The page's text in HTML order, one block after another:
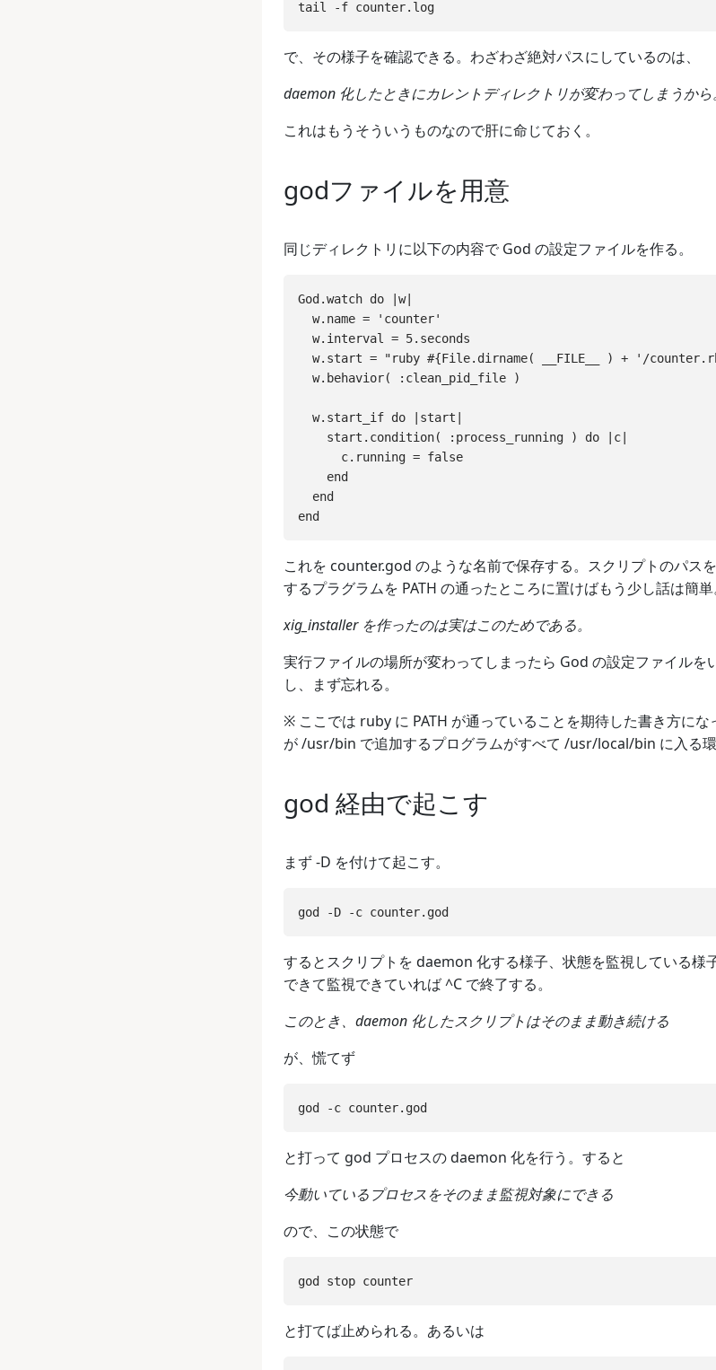
で、その様子を確認できる。わざわざ絶対パスにしているのは、
daemon 化したときにカレントディレクトリが変わってしまうから
これはもうそういうものなので肝に命じておく。
godファイルを用意
同じディレクトリに以下の内容で God の設定ファイルを作る。
God.watch do |w|
  w.name = 'counter'
  w.interval = 5.seconds
w.start = "ruby #{File.dirname( __FILE__ ) + '/
  w.behavior( :clean_pid_file )
  w.start_if do |start|
    start.condition( :process_running ) do |c|
      c.running = false
    end
  end
これを counter.god のような名前で保存する。スクリプトのパス
するプラグラムを PATH の通ったところに置けばもう少し話は簡単
xig_installer を作ったのは実はこのためである。
実行ファイルの場所が変わってしまったら God の設定ファイル
し、まず忘れる。
※ ここでは ruby に PATH が通っていることを期待した書き方に
が /usr/bin で追加するプログラムがすべて /usr/local/bin に入る環
god 経由で起こす
まず -D を付けて起こす。
するとスクリプトを daemon 化する様子、状態を監視している
できて監視できていれば ^C で終了する。
このとき、daemon 化したスクリプトはそのまま動き続ける
が、慌てず
と打って god プロセスの daemon 化を行う。すると
今動いているプロセスをそのまま監視対象にできる
ので、この状態で
と打てば止められる。あるいは